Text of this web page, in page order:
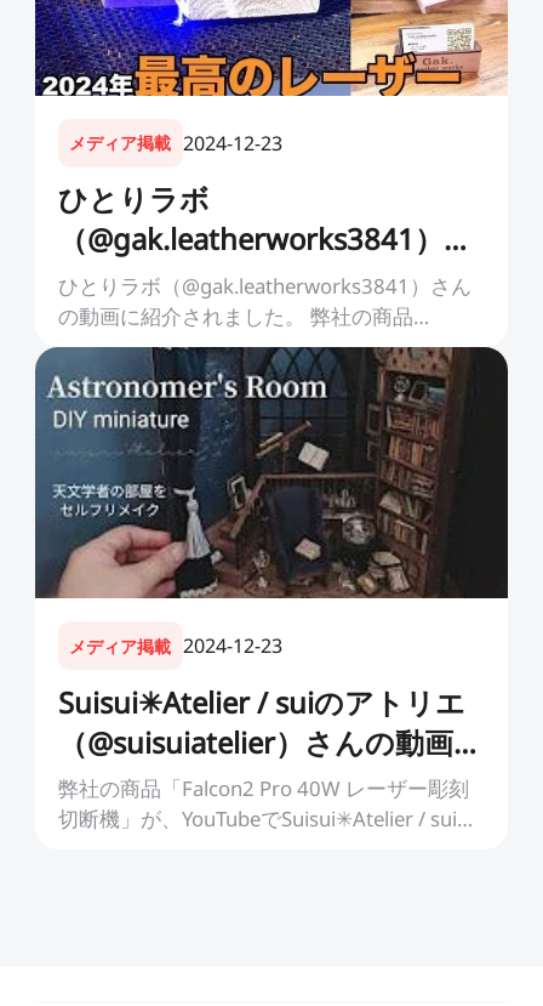
メディア掲載 2024-12-23
ひとりラボ
（@gak.leatherworks3841）さ
んの動画に紹介されました。
ひとりラボ（@gak.leatherworks3841）さん
の動画に紹介されました。 弊社の商品
「Falcon2 40W レーザー彫刻機」が、
YouTubeでひとりラボ（@gak.leather...
メディア掲載 2024-12-23
Suisui✳︎Atelier / suiのアトリエ
（@suisuiatelier）さんの動画に
紹介されました。
弊社の商品「Falcon2 Pro 40W レーザー彫刻
切断機」が、YouTubeでSuisui✳︎Atelier / suiの